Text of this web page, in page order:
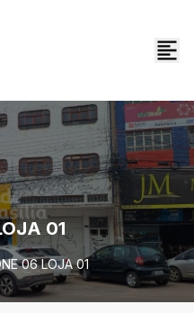
01
06 LOJA 01